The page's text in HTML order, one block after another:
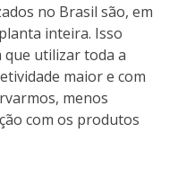
no Brasil são, em
inteira. Isso
utilizar toda a
maior e com
menos
com os produtos